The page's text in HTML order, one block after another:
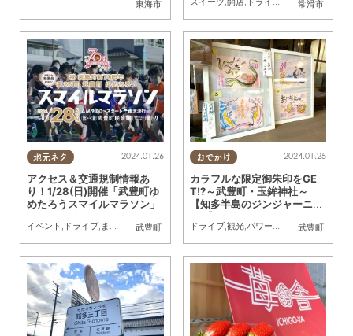
東海市 常滑市
地元ネタ
武豊町
2024.01.26
アクセス＆交通規制情報あ
り！1/28(日)開催「武豊町ゆ
めたろうスマイルマラソン」
イベント , ドライブ, まちネタ ,マラソン
おでかけ
武豊町
2024.01.25
カラフルな限定御朱印をGE
T!?～武豊町・玉鉾神社～
【知多半島のジンジャーニー
#10】
ドライブ,観光,パワースポット ,自然